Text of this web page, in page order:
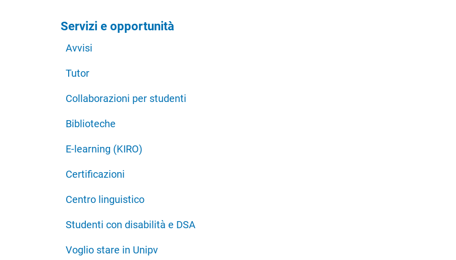
Servizi e opportunità
Avvisi
Tutor
Collaborazioni per studenti
Biblioteche
E-learning (KIRO)
Certificazioni
Centro linguistico
Studenti con disabilità e DSA
Voglio stare in Unipv